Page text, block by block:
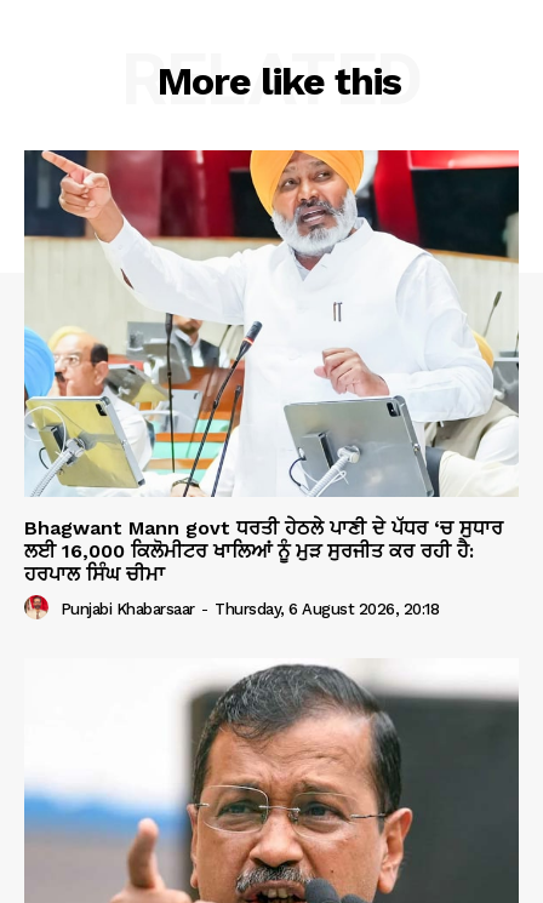
More like this
RELATED
Bhagwant Mann govt ਧਰਤੀ ਹੇਠਲੇ ਪਾਣੀ ਦੇ ਪੱਧਰ ‘ਚ ਸੁਧਾਰ
ਲਈ 16,000 ਕਿਲੋਮੀਟਰ ਖਾਲਿਆਂ ਨੂੰ ਮੁੜ ਸੁਰਜੀਤ ਕਰ ਰਹੀ ਹੈ:
ਹਰਪਾਲ ਸਿੰਘ ਚੀਮਾ
Punjabi Khabarsaar - Thursday, 6 August 2026, 20:18